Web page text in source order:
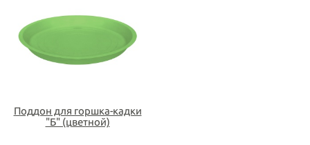
Поддон для горшка-кадки
"Б" (цветной)